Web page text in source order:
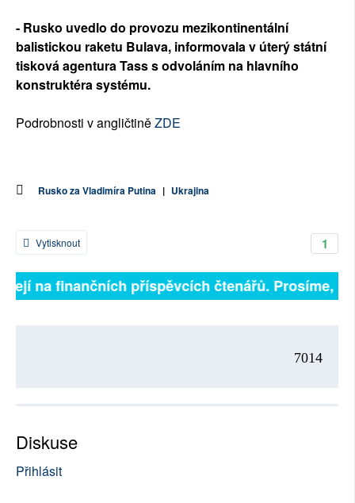
- Rusko uvedlo do provozu mezikontinentální
balistickou raketu Bulava, informovala v úterý státní
tisková agentura Tass s odvoláním na hlavního
konstruktéra systému.
Podrobnosti v angličtiněZDE
Rusko za Vladimíra Putina | Ukrajina
1
Vytisknout
na finančních příspěvcích čtenářů. Prosíme,
7014
Diskuse
Přihlásit